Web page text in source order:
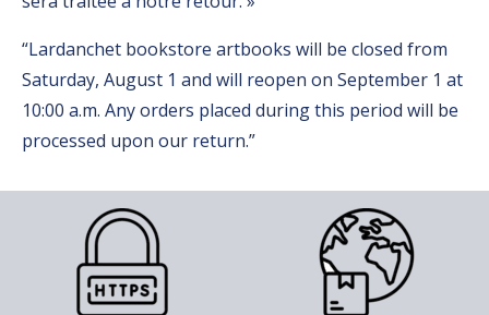
“Lardanchet bookstore artbooks will be closed from
Saturday, August 1 and will reopen on September 1 at
10:00 a.m. Any orders placed during this period will be
processed upon our return.”